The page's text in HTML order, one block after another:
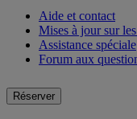
Aide et contact
Mises à jour sur
Assistance spéciale
Forum aux
Réserver